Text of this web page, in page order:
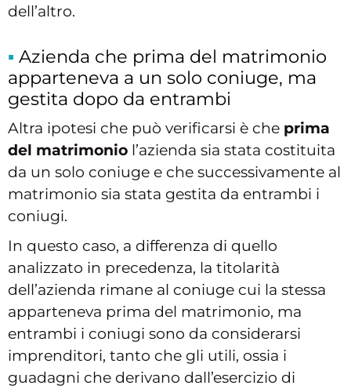
dell’altro.
Azienda che prima del matrimonio
apparteneva a un solo coniuge, ma
gestita dopo da entrambi
Altra ipotesi che può verificarsi è che prima
del matrimonio l’azienda sia stata costituita
da un solo coniuge e che successivamente al
matrimonio sia stata gestita da entrambi i
coniugi.
In questo caso, a differenza di quello
analizzato in precedenza, la titolarità
dell’azienda rimane al coniuge cui la stessa
apparteneva prima del matrimonio, ma
entrambi i coniugi sono da considerarsi
imprenditori, tanto che gli utili, ossia i
guadagni che derivano dall’esercizio di